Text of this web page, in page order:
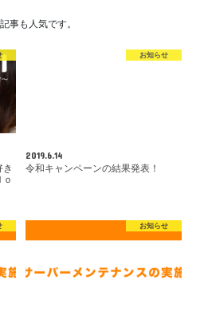
事も人気です。
お知らせ
2019.6.14
令和キャンペーンの結果発表！
お知らせ